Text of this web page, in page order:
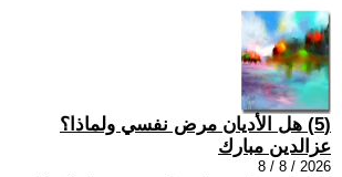
(5) هل الأديان مرض نفسي ولماذا؟
عزالدين مبارك
2026 / 8 / 8